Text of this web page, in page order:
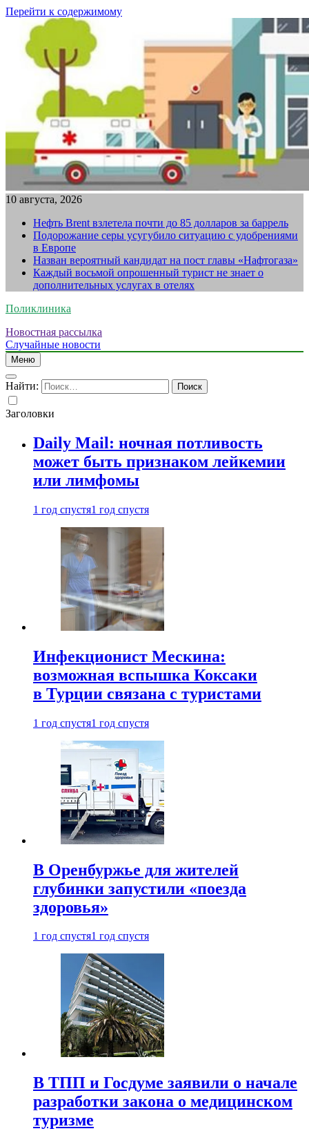
Перейти к содержимому
10 августа, 2026
Нефть Brent взлетела почти до 85 долларов за баррель
Подорожание серы усугубило ситуацию с удобрениями
в Европе
Назван вероятный кандидат на пост главы «Нафтогаза»
Каждый восьмой опрошенный турист не знает о
дополнительных услугах в отелях
Поликлиника
Новостная рассылка
Случайные новости
Меню
Найти:
Заголовки
Daily Mail: ночная потливость
может быть признаком лейкемии
или лимфомы
1 год спустя1 год спустя
Инфекционист Мескина:
возможная вспышка Коксаки
в Турции связана с туристами
1 год спустя1 год спустя
В Оренбуржье для жителей
глубинки запустили «поезда
здоровья»
1 год спустя1 год спустя
В ТПП и Госдуме заявили о начале
разработки закона о медицинском
туризме